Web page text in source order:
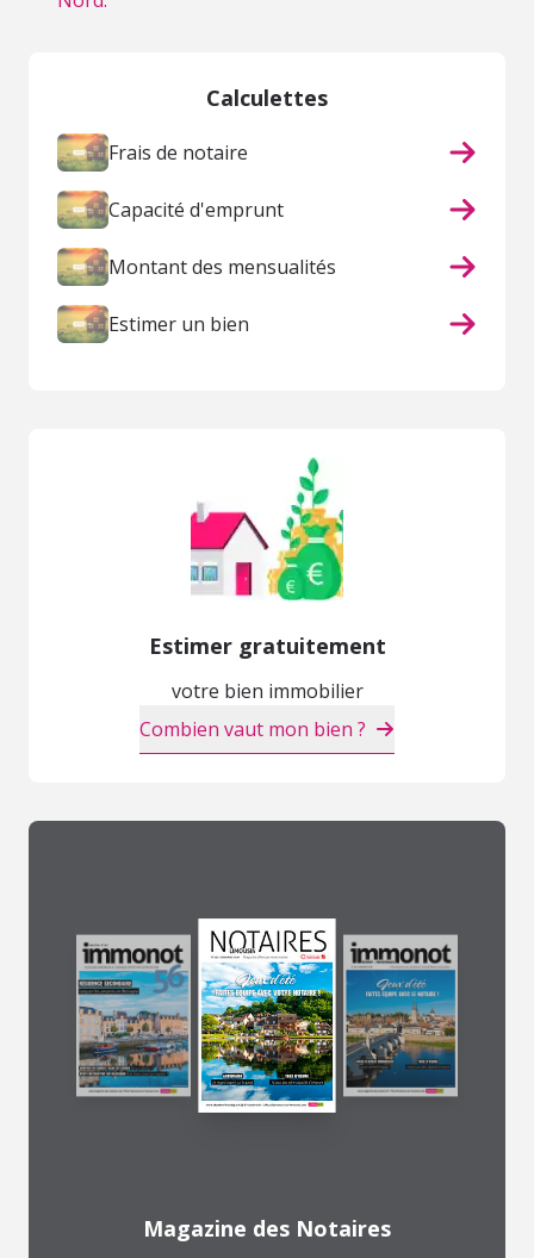
Calculettes
Frais de notaire
Capacité d'emprunt
Montant des mensualités
Estimer un bien
Estimer gratuitement
votre bien immobilier
Combien vaut mon bien ?
Magazine des Notaires